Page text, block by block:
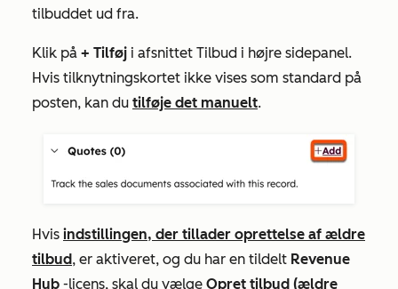
tilbuddet ud fra.
Klik på + Tilføj i afsnittet Tilbud i højre sidepanel.
Hvis tilknytningskortet ikke vises som standard på
posten, kan du tilføje det manuelt.
Hvis indstillingen, der tillader oprettelse af ældre
tilbud, er aktiveret, og du har en tildelt Revenue
Hub -licens, skal du vælge Opret tilbud (ældre